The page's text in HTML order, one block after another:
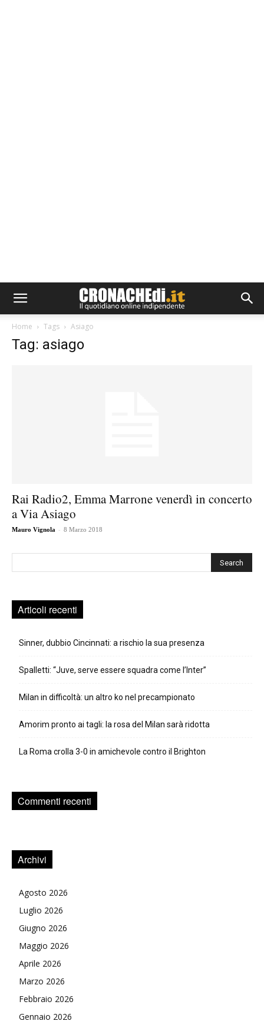
Home Tags Asiago
Tag: asiago
Rai Radio2, Emma Marrone venerdì in concerto
a Via Asiago
Mauro Vignola - 8 Marzo 2018
Articoli recenti
Sinner, dubbio Cincinnati: a rischio la sua presenza
Spalletti: “Juve, serve essere squadra come l’Inter”
Milan in difficoltà: un altro ko nel precampionato
Amorim pronto ai tagli: la rosa del Milan sarà ridotta
La Roma crolla 3-0 in amichevole contro il Brighton
Commenti recenti
Archivi
Agosto 2026
Luglio 2026
Giugno 2026
Maggio 2026
Aprile 2026
Marzo 2026
Febbraio 2026
Gennaio 2026